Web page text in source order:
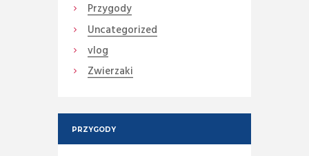
Przygody
Uncategorized
vlog
Zwierzaki
PRZYGODY